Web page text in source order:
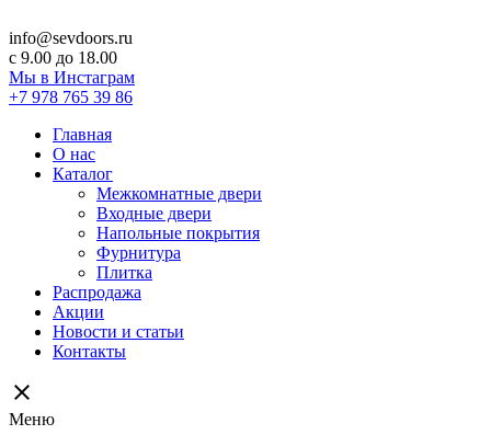
info@sevdoors.ru
c 9.00 до 18.00
Мы в Инстаграм
+7 978 765 39 86
Главная
О нас
Каталог
Межкомнатные двери
Входные двери
Напольные покрытия
Фурнитура
Плитка
Распродажа
Акции
Новости и статьи
Контакты
close
Меню